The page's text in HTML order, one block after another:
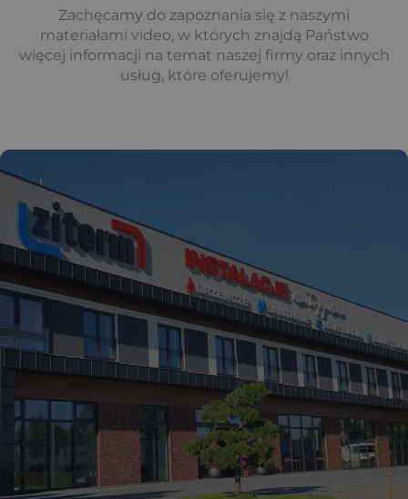
Zachęcamy do zapoznania się z naszymi
materiałami video, w których znajdą Państwo
więcej informacji na temat naszej firmy oraz innych
usług, które oferujemy!